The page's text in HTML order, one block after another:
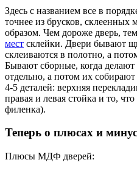
Здесь с названием все в
точнее из брусков,
образом. Чем дороже дверь,
мест склейки. Двери бывают
склеиваются в полотно, а
Бывают сборные, когда
отдельно, а потом их
4-5 деталей: верхняя
правая и левая стойка и то,
филенка).
Теперь о плюсах и
Плюсы МДФ дверей: